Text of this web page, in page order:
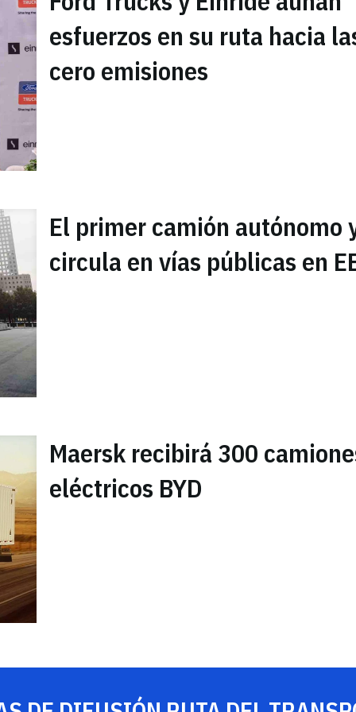
esfuerzos en su ruta hacia
cero emisiones
El primer camión autónomo
circula en vías públicas en
Maersk recibirá 300
eléctricos BYD